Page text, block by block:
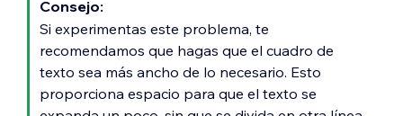
Consejo:
Si experimentas este problema, te
recomendamos que hagas que el cuadro de
texto sea más ancho de lo necesario. Esto
proporciona espacio para que el texto se